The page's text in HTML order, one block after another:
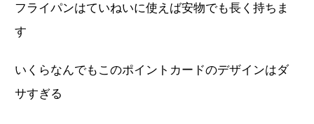
フライパンはていねいに使えば安物でも長く持ちま
す
いくらなんでもこのポイントカードのデザインはダ
サすぎる